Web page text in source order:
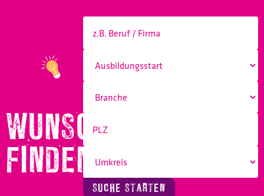
WUNSCHBERUF
FINDEN!
SUCHE STARTEN